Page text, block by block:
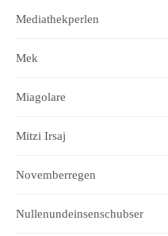
Mediathekperlen
Mek
Miagolare
Mitzi Irsaj
Novemberregen
Nullenundeinsenschubser